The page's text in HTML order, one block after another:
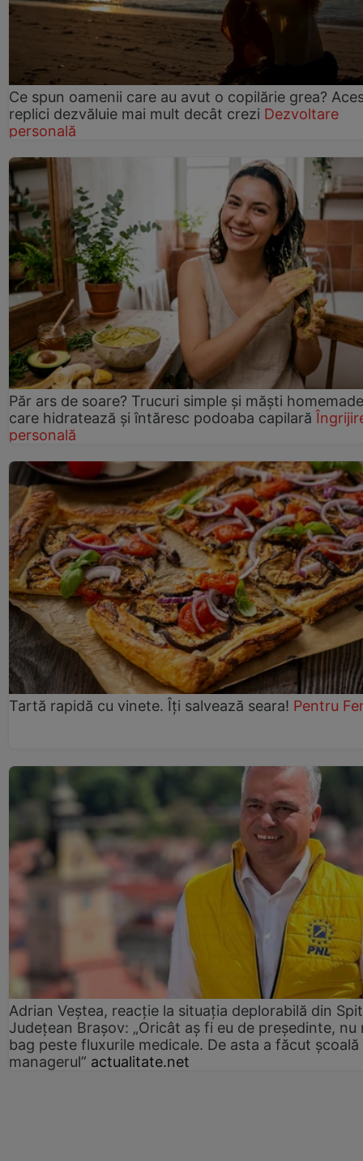
Ce spun oamenii care au avut o copilărie grea?
replici dezvăluie mai mult decât crezi Dezvoltare
personală
Păr ars de soare? Trucuri simple și măști homemade
care hidratează și întăresc podoaba capilară
personală
Tartă rapidă cu vinete. Îți salvează seara! Pentru
Adrian Veștea, reacție la situația deplorabilă din
Județean Brașov: „Oricât aș fi eu de președinte, nu
bag peste fluxurile medicale. De asta a făcut școală
managerul” actualitate.net